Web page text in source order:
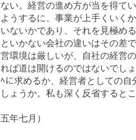
ない。経営の進め方が当を得て
ようするに、事業が上手くいく
いないかであり、それを見極め
といかない会社の違いはその差
営環境は厳しいが、自社の経営
れば道は開けるのではないでし
ﾍに求めるか、経営者としての
しょうか。私も深く反省すると
五年七月）